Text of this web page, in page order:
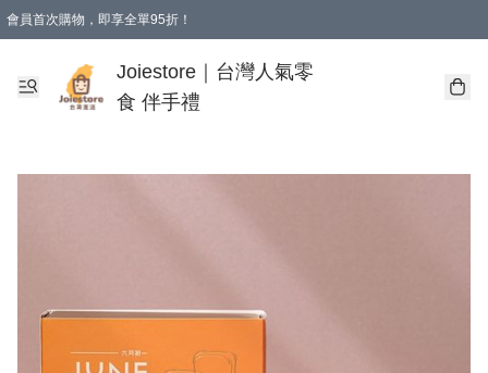
會員首次購物，即享全單95折！
購物滿 HKD 350.00即享免運費優惠！（適用於 本地送貨、本地取貨 )
Joiestore｜台灣人氣零
食 伴手禮